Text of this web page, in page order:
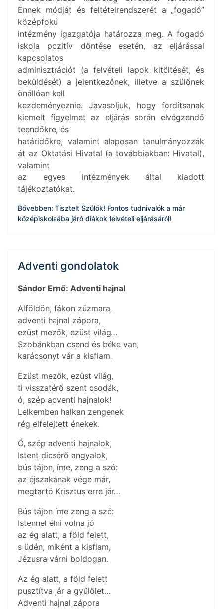
Ennek módját és feltételrendszerét a „fogadó”
középfokú
intézmény igazgatója határozza meg. A fogadó
iskola pozitív döntése esetén, az eljárással
kapcsolatos
adminisztrációt (a felvételi lapok kitöltését, és
beküldését) a jelentkezőnek, illetve a szülőnek
önállóan kell
kezdeményeznie. Javasoljuk, hogy fordítsanak
kiemelt figyelmet az eljárás során elvégzendő
teendőkre, és
határidőkre, valamint alaposan tanulmányozzák
át az Oktatási Hivatal (a továbbiakban: Hivatal),
valamint
az egyes intézmények által kiadott
tájékoztatókat.
Bővebben: Tisztelt Szülők! Fontos tudnivalók a már
középiskolaába járó diákok felvételi eljárásáról!
Adventi gondolatok
Sándor Ernő: Adventi hajnal
Alföldön, fákon zúzmara,
adventi hajnal zápora,
ezüst mezők, ezüst világ…
Szobánkban csend és béke van,
karácsonyt vár a kisfiam.
Ezüst mezők, ezüst világ,
ti visszatérő szent csodák,
ó, szép adventi hajnalok!
Lelkemben halkan zengenek
rég elfelejtett énekek.
Ó, szép adventi hajnalok,
Istent dicsérő angyalok,
bús tájon, íme, zeng a szó:
az éjszakának vége már,
megtartó Krisztus erre jár…
Bús tájon íme zeng a szó:
Istennel élni volna jó
az ég alatt, a föld felett,
s üdén, miként a kisfiam,
Jézusra várni boldogan.
Az ég alatt, a föld felett
pusztítva jár a gyűlölet…
Adventi hajnal zápora